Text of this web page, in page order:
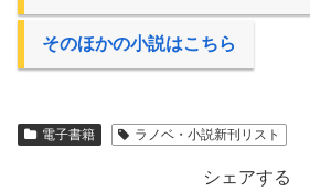
そのほかの小説はこちら
電子書籍 ラノベ・小説新刊リスト
シェアする